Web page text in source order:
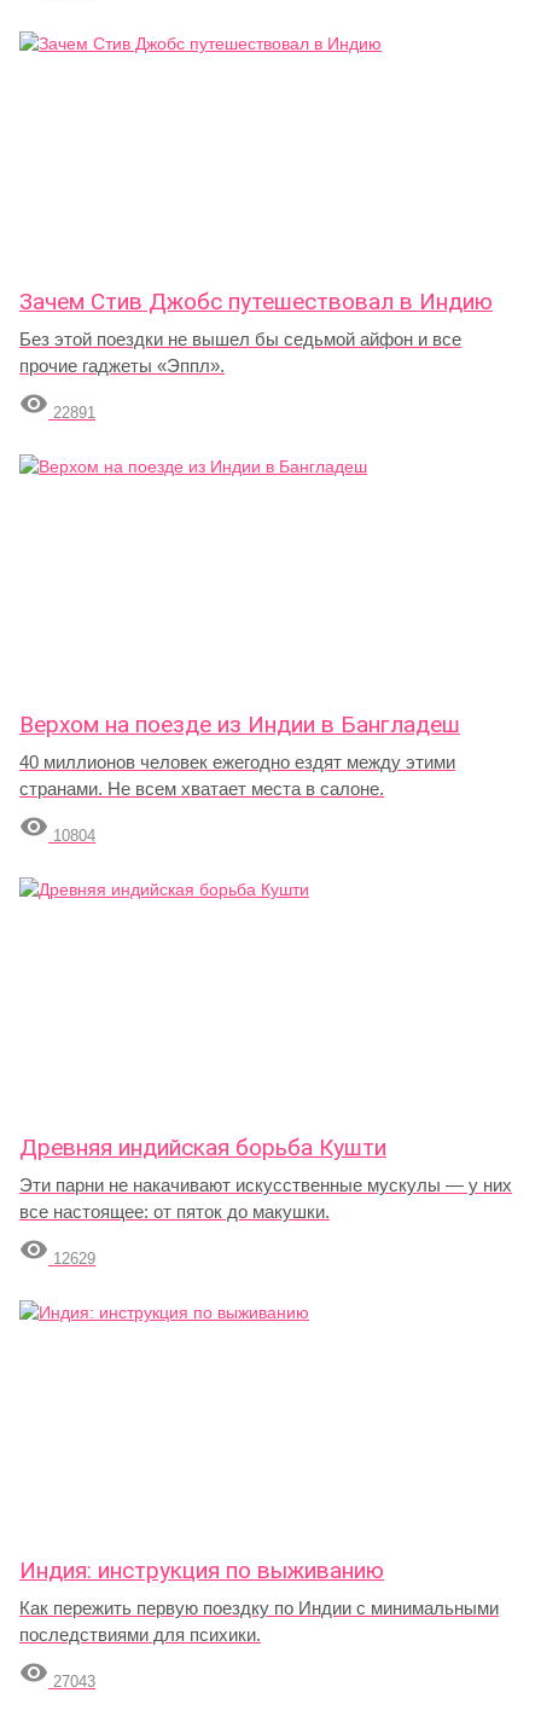
Зачем Стив Джобс путешествовал в Индию
Без этой поездки не вышел бы седьмой айфон и все
прочие гаджеты «Эппл».
 22891
Верхом на поезде из Индии в Бангладеш
40 миллионов человек ежегодно ездят между этими
странами. Не всем хватает места в салоне.
 10804
Древняя индийская борьба Кушти
Эти парни не накачивают искусственные мускулы — у них
все настоящее: от пяток до макушки.
 12629
Индия: инструкция по выживанию
Как пережить первую поездку по Индии с минимальными
последствиями для психики.
 27043